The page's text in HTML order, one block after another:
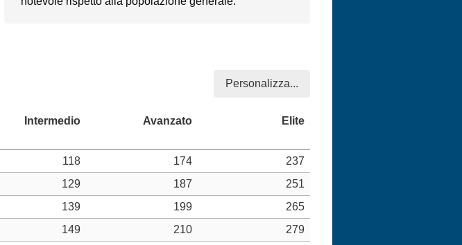
Personalizza...
118 174
237
129 187
251
139 199
265
149 210
279